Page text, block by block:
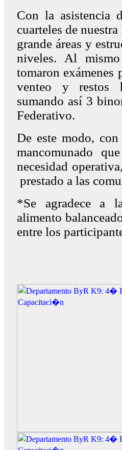
Con la asistencia
cuarteles de
grande áreas y
niveles. Al
tomaron exámenes
venteo y restos
sumando así 3
Federativo.
De este modo,
mancomunado
necesidad
prestado a las
*Se agradece a
alimento
entre los